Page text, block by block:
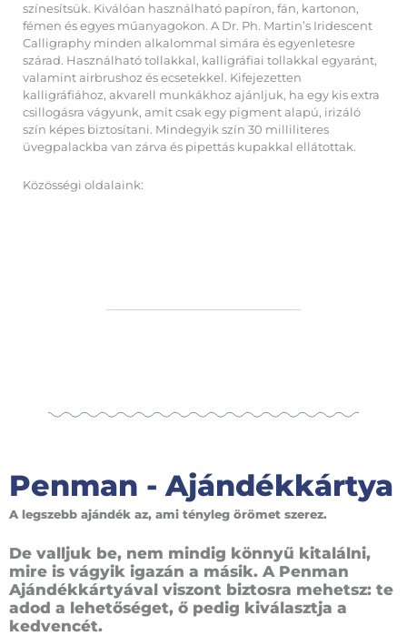
színesítsük. Kiválóan használható papíron, fán, kartonon,
fémen és egyes műanyagokon. A Dr. Ph. Martin’s Iridescent
Calligraphy minden alkalommal simára és egyenletesre
szárad. Használható tollakkal, kalligráfiai tollakkal egyaránt,
valamint airbrushoz és ecsetekkel. Kifejezetten
kalligráfiához, akvarell munkákhoz ajánljuk, ha egy kis extra
csillogásra vágyunk, amit csak egy pigment alapú, irizáló
szín képes biztosítani. Mindegyik szín 30 milliliteres
üvegpalackba van zárva és pipettás kupakkal ellátottak.
Közösségi oldalaink:
Penman - Ajándékkártya
A legszebb ajándék az, ami tényleg örömet szerez.
De valljuk be, nem mindig könnyű kitalálni,
mire is vágyik igazán a másik. A Penman
Ajándékkártyával viszont biztosra mehetsz: te
adod a lehetőséget, ő pedig kiválasztja a
kedvencét.